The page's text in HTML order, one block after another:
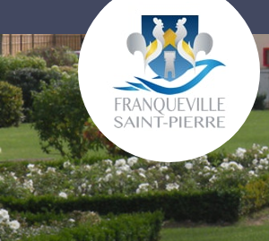
Aller au contenu principal